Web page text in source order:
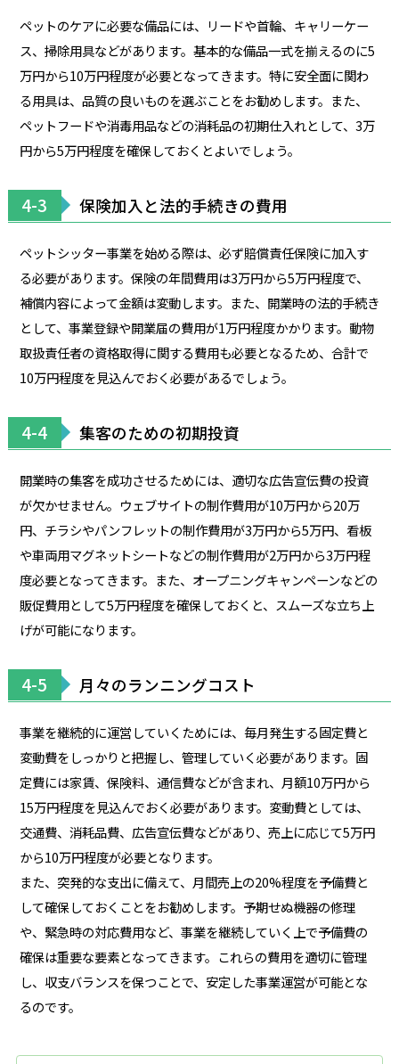
ペットのケアに必要な備品には、リードや首輪、キャリーケー
ス、掃除用具などがあります。基本的な備品一式を揃えるのに5
万円から10万円程度が必要となってきます。特に安全面に関わ
る用具は、品質の良いものを選ぶことをお勧めします。また、
ペットフードや消毒用品などの消耗品の初期仕入れとして、3万
円から5万円程度を確保しておくとよいでしょう。
4-3 保険加入と法的手続きの費用
ペットシッター事業を始める際は、必ず賠償責任保険に加入す
る必要があります。保険の年間費用は3万円から5万円程度で、
補償内容によって金額は変動します。また、開業時の法的手続き
として、事業登録や開業届の費用が1万円程度かかります。動物
取扱責任者の資格取得に関する費用も必要となるため、合計で
10万円程度を見込んでおく必要があるでしょう。
4-4 集客のための初期投資
開業時の集客を成功させるためには、適切な広告宣伝費の投資
が欠かせません。ウェブサイトの制作費用が10万円から20万
円、チラシやパンフレットの制作費用が3万円から5万円、看板
や車両用マグネットシートなどの制作費用が2万円から3万円程
度必要となってきます。また、オープニングキャンペーンなどの
販促費用として5万円程度を確保しておくと、スムーズな立ち上
げが可能になります。
4-5 月々のランニングコスト
事業を継続的に運営していくためには、毎月発生する固定費と
変動費をしっかりと把握し、管理していく必要があります。固
定費には家賃、保険料、通信費などが含まれ、月額10万円から
15万円程度を見込んでおく必要があります。変動費としては、
交通費、消耗品費、広告宣伝費などがあり、売上に応じて5万円
から10万円程度が必要となります。
また、突発的な支出に備えて、月間売上の20%程度を予備費と
して確保しておくことをお勧めします。予期せぬ機器の修理
や、緊急時の対応費用など、事業を継続していく上で予備費の
確保は重要な要素となってきます。これらの費用を適切に管理
し、収支バランスを保つことで、安定した事業運営が可能とな
るのです。